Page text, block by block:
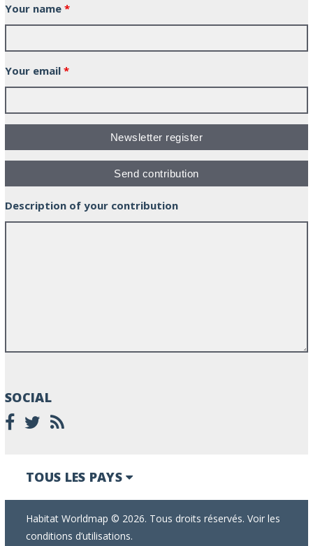
Your name *
Your email *
Description of your contribution
SOCIAL
TOUS LES PAYS
Habitat Worldmap © 2026. Tous droits réservés. Voir les
conditions d’utilisations.